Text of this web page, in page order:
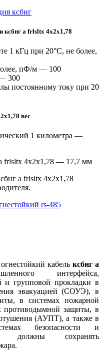
ксбнг
ксбнг а frlsltx 4х2х1,78
1 кГц при 20°С, не более,
пФ/м — 100
300
постоянному току при 20
вес
1 километра —
frlsltx 4х2х1,78 — 17,7 мм
а frlsltx 4х2х1,78
rs-485
кабель ксбнг а
интерфейса,
и групповой прокладки в
эвакуацией (СОУЭ), в
в системах пожарной
противодымной защиты, в
(АУПТ), а также в
безопасности и
должны сохранять